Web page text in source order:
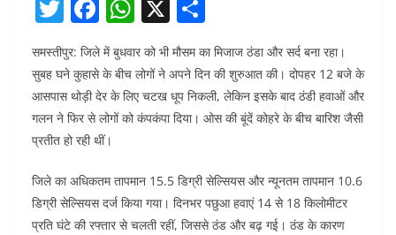
T
w
itt
er
F
a
c
e
b
o
o
k
W
h
at
s
A
p
X
h
ar
e
समस्तीपुर: जिले में बुधवार को भी मौसम का मिजाज ठंडा और सर्द बना रहा।
सुबह घने कुहासे के बीच लोगों ने अपने दिन की शुरुआत की। दोपहर 12 बजे के
आसपास थोड़ी देर के लिए चटख धूप निकली, लेकिन इसके बाद ठंडी हवाओं और
गलन ने फिर से लोगों को कंपकंपा दिया। ओस की बूंदें कोहरे के बीच बारिश जैसी
प्रतीत हो रही थीं।
जिले का अधिकतम तापमान 15.5 डिग्री सेल्सियस और न्यूनतम तापमान 10.6
डिग्री सेल्सियस दर्ज किया गया। दिनभर पछुआ हवाएं 14 से 18 किलोमीटर
प्रति घंटे की रफ्तार से चलती रहीं, जिससे ठंड और बढ़ गई। ठंड के कारण